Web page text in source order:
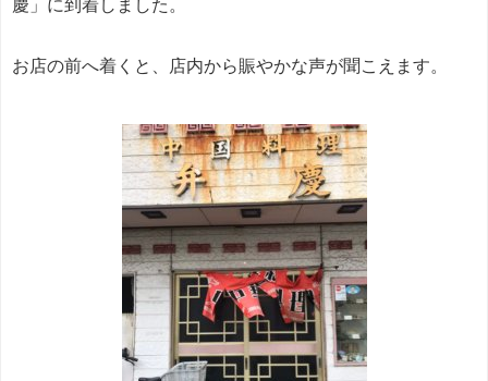
慶」に到着しました。
お店の前へ着くと、店内から賑やかな声が聞こえます。